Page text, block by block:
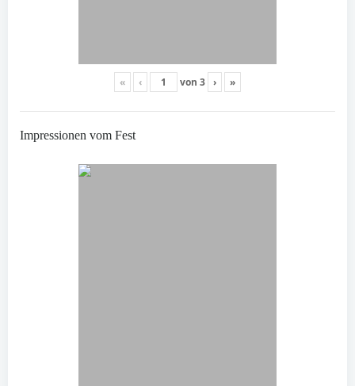
« ‹ von 3 › »
Impressionen vom Fest